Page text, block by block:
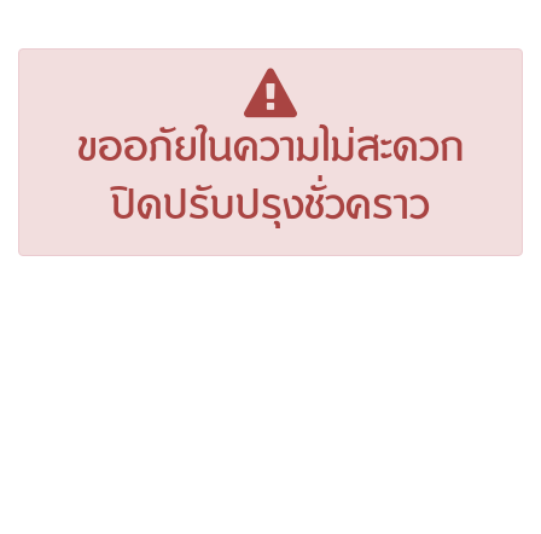
ขออภัยในความไม่สะดวก
ปิดปรับปรุงชั่วคราว